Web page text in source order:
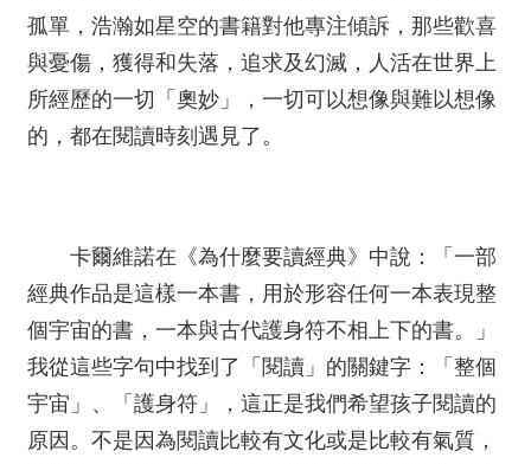
稿
站
連
華
之
友
聯
絡
我
孤單，浩瀚如星空的書籍對他專注傾訴，那些歡喜
與憂傷，獲得和失落，追求及幻滅，人活在世界上
所經歷的一切「奧妙」，一切可以想像與難以想像
的，都在閱讀時刻遇見了。
卡爾維諾在《為什麼要讀經典》中說：「一部
經典作品是這樣一本書，用於形容任何一本表現整
個宇宙的書，一本與古代護身符不相上下的書。」
我從這些字句中找到了「閱讀」的關鍵字：「整個
宇宙」、「護身符」，這正是我們希望孩子閱讀的
原因。不是因為閱讀比較有文化或是比較有氣質，